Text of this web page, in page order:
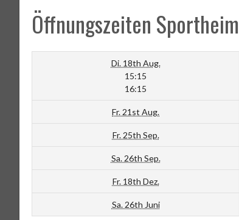
Öffnungszeiten Sportheim
Di. 18th Aug.
15:15
16:15
Fr. 21st Aug.
Fr. 25th Sep.
Sa. 26th Sep.
Fr. 18th Dez.
Sa. 26th Juni